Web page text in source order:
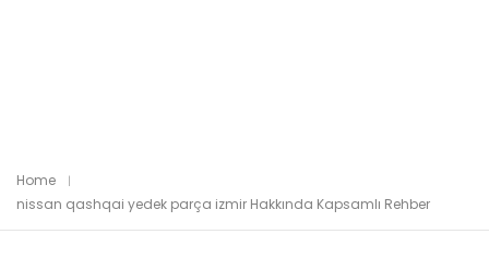
Home
nissan qashqai yedek parça izmir Hakkında Kapsamlı Rehber